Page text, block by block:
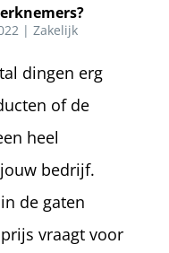
|Zakelijk
dingen erg
of de
heel
bedrijf.
de gaten
vraagt voor